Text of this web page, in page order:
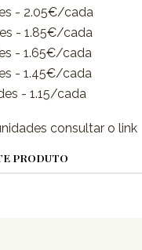
- 2.05€/cada
- 1.85€/cada
- 1.65€/cada
- 1.45€/cada
- 1.15/cada
consultar o link
PRODUTO